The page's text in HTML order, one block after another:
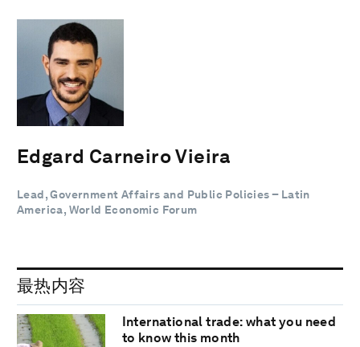
Edgard Carneiro Vieira
Lead, Government Affairs and Public Policies – Latin
America, World Economic Forum
最热内容
International trade: what you need
to know this month